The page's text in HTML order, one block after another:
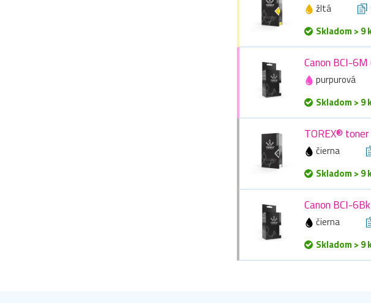
žltá
Skladom > 9
Canon BCI-
purpurová
Skladom > 9
TOREX®
čierna
Skladom > 9
Canon BCI-
čierna
Skladom > 9